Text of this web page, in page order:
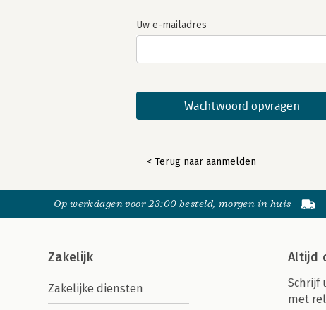
Uw e-mailadres
< Terug naar aanmelden
Op werkdagen voor 23:00 besteld, morgen in huis
Zakelijk
Zakelijke diensten
Altijd
Schrijf
met